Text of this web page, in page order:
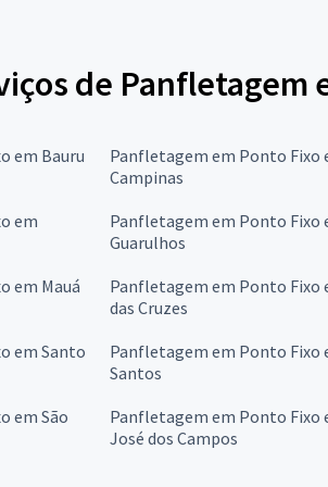
de Panfletagem
em Bauru
Panfletagem em Ponto Fixo
Campinas
em
Panfletagem em Ponto Fixo
Guarulhos
em Mauá
Panfletagem em Ponto Fixo
das Cruzes
em Santo
Panfletagem em Ponto Fixo
Santos
em São
Panfletagem em Ponto Fixo
José dos Campos